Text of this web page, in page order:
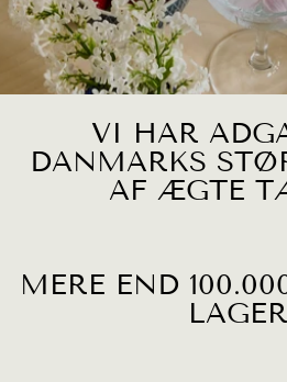
VI HAR
DANMARKS
AF ÆGTE
MERE END